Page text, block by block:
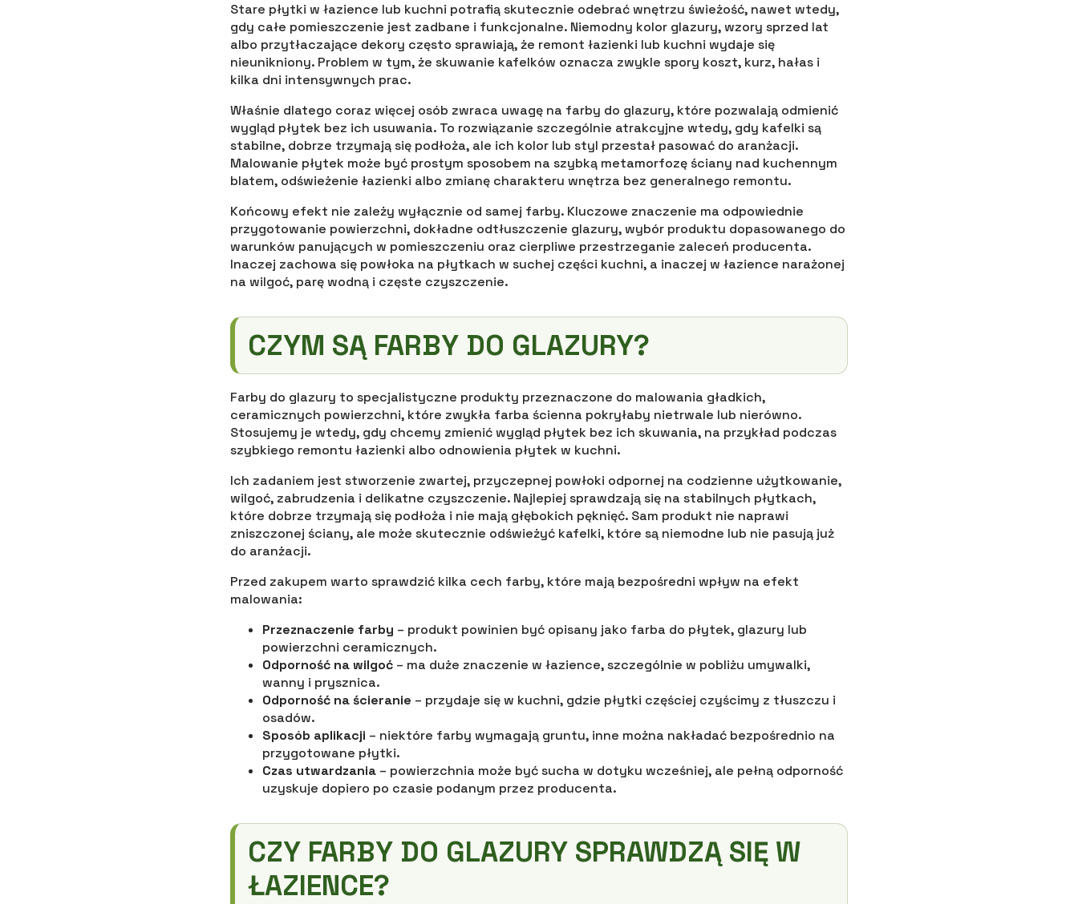
Stare płytki w łazience lub kuchni potrafią skutecznie odebrać wnętrzu świeżość, nawet wtedy,
gdy całe pomieszczenie jest zadbane i funkcjonalne. Niemodny kolor glazury, wzory sprzed lat
albo przytłaczające dekory często sprawiają, że remont łazienki lub kuchni wydaje się
nieunikniony. Problem w tym, że skuwanie kafelków oznacza zwykle spory koszt, kurz, hałas i
kilka dni intensywnych prac.
Właśnie dlatego coraz więcej osób zwraca uwagę na farby do glazury, które pozwalają odmienić
wygląd płytek bez ich usuwania. To rozwiązanie szczególnie atrakcyjne wtedy, gdy kafelki są
stabilne, dobrze trzymają się podłoża, ale ich kolor lub styl przestał pasować do aranżacji.
Malowanie płytek może być prostym sposobem na szybką metamorfozę ściany nad kuchennym
blatem, odświeżenie łazienki albo zmianę charakteru wnętrza bez generalnego remontu.
Końcowy efekt nie zależy wyłącznie od samej farby. Kluczowe znaczenie ma odpowiednie
przygotowanie powierzchni, dokładne odtłuszczenie glazury, wybór produktu dopasowanego do
warunków panujących w pomieszczeniu oraz cierpliwe przestrzeganie zaleceń producenta.
Inaczej zachowa się powłoka na płytkach w suchej części kuchni, a inaczej w łazience narażonej
na wilgoć, parę wodną i częste czyszczenie.
CZYM SĄ FARBY DO GLAZURY?
Farby do glazury to specjalistyczne produkty przeznaczone do malowania gładkich,
ceramicznych powierzchni, które zwykła farba ścienna pokryłaby nietrwale lub nierówno.
Stosujemy je wtedy, gdy chcemy zmienić wygląd płytek bez ich skuwania, na przykład podczas
szybkiego remontu łazienki albo odnowienia płytek w kuchni.
Ich zadaniem jest stworzenie zwartej, przyczepnej powłoki odpornej na codzienne użytkowanie,
wilgoć, zabrudzenia i delikatne czyszczenie. Najlepiej sprawdzają się na stabilnych płytkach,
które dobrze trzymają się podłoża i nie mają głębokich pęknięć. Sam produkt nie naprawi
zniszczonej ściany, ale może skutecznie odświeżyć kafelki, które są niemodne lub nie pasują już
do aranżacji.
Przed zakupem warto sprawdzić kilka cech farby, które mają bezpośredni wpływ na efekt
malowania:
Przeznaczenie farby – produkt powinien być opisany jako farba do płytek, glazury lub
powierzchni ceramicznych.
Odporność na wilgoć – ma duże znaczenie w łazience, szczególnie w pobliżu umywalki,
wanny i prysznica.
Odporność na ścieranie – przydaje się w kuchni, gdzie płytki częściej czyścimy z tłuszczu i
osadów.
Sposób aplikacji – niektóre farby wymagają gruntu, inne można nakładać bezpośrednio na
przygotowane płytki.
Czas utwardzania – powierzchnia może być sucha w dotyku wcześniej, ale pełną odporność
uzyskuje dopiero po czasie podanym przez producenta.
CZY FARBY DO GLAZURY SPRAWDZĄ SIĘ W
ŁAZIENCE?